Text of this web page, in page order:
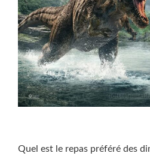
Quel est le repas préféré des